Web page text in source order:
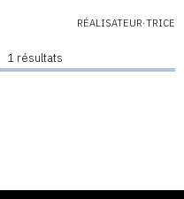
RÉALISATEUR·TRICE
1 résultats